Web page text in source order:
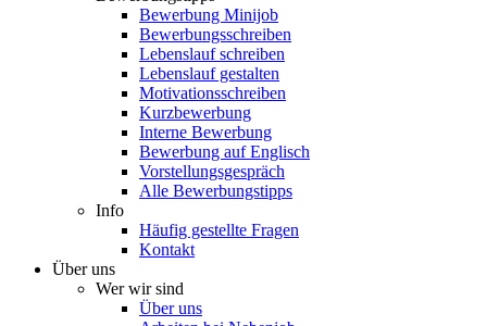
Bewerbung Minijob
Bewerbungsschreiben
Lebenslauf schreiben
Lebenslauf gestalten
Motivationsschreiben
Kurzbewerbung
Interne Bewerbung
Bewerbung auf Englisch
Vorstellungsgespräch
Alle Bewerbungstipps
Info
Häufig gestellte Fragen
Kontakt
Über uns
Wer wir sind
Über uns